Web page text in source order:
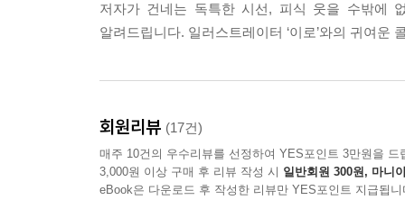
깎지도 말고
베어 먹지도 마세요
미안하단
한 마디면 됐는데
저자가 건네는 독특한 시선, 피식 웃을 수밖에
알려드립니다. 일러스트레이터 ‘이로’와의 귀여운
회원리뷰 (17건)
매주 10건의 우수리뷰를 선정하여 YES포인트 3만원을 드
3,000원 이상 구매 후 리뷰 작성 시 일반회원 300원, 마니
eBook은 다운로드 후 작성한 리뷰만 YES포인트 지급됩니